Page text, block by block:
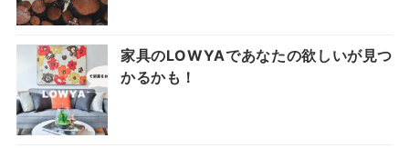
家具のLOWYAであなたの欲しいが見つ
かるかも！